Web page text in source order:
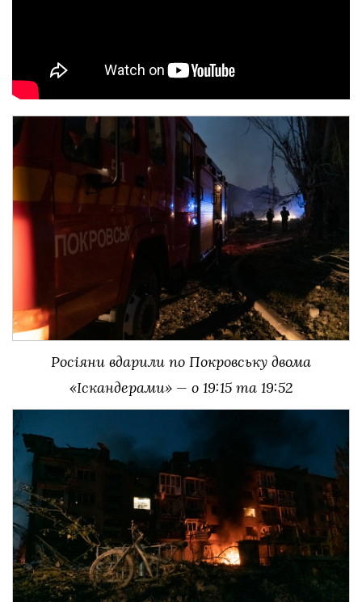
Росіяни вдарили по Покровську двома
«Іскандерами» — о 19:15 та 19:52